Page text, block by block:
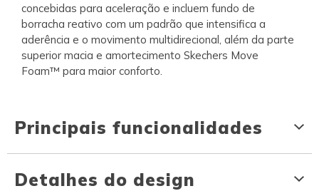
concebidas para aceleração e incluem fundo de
borracha reativo com um padrão que intensifica a
aderência e o movimento multidirecional, além da parte
superior macia e amortecimento Skechers Move
Foam™ para maior conforto.
Principais funcionalidades
Detalhes do design